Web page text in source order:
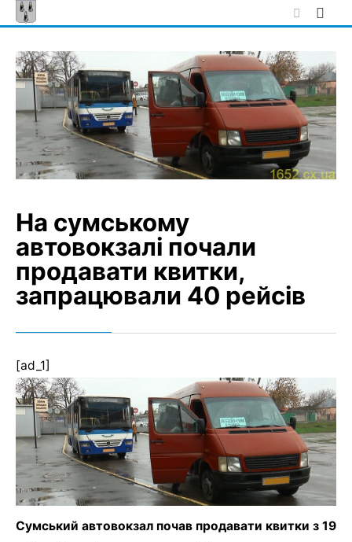
Skip
to
На сумському
автовокзалі почали
продавати квитки,
запрацювали 40 рейсів
[ad_1]
Сумський автовокзал почав продавати квитки з 19